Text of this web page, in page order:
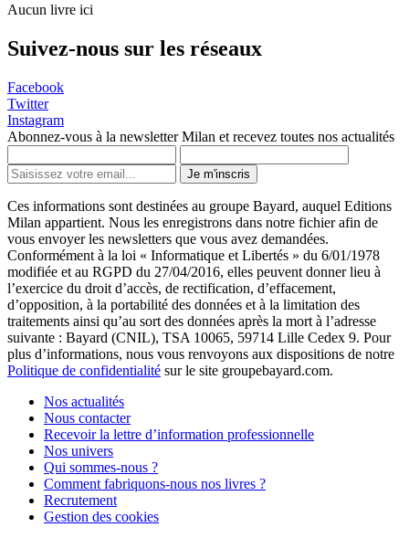
Aucun livre ici
Suivez-nous sur les réseaux
Facebook
Twitter
Instagram
Abonnez-vous à la newsletter Milan et recevez toutes nos actualités
Je m'inscris
Ces informations sont destinées au groupe Bayard, auquel Editions
Milan appartient. Nous les enregistrons dans notre fichier afin de
vous envoyer les newsletters que vous avez demandées.
Conformément à la loi « Informatique et Libertés » du 6/01/1978
modifiée et au RGPD du 27/04/2016, elles peuvent donner lieu à
l’exercice du droit d’accès, de rectification, d’effacement,
d’opposition, à la portabilité des données et à la limitation des
traitements ainsi qu’au sort des données après la mort à l’adresse
suivante : Bayard (CNIL), TSA 10065, 59714 Lille Cedex 9. Pour
plus d’informations, nous vous renvoyons aux dispositions de notre
Politique de confidentialité sur le site groupebayard.com.
Nos actualités
Nous contacter
Recevoir la lettre d’information professionnelle
Nos univers
Qui sommes-nous ?
Comment fabriquons-nous nos livres ?
Recrutement
Gestion des cookies